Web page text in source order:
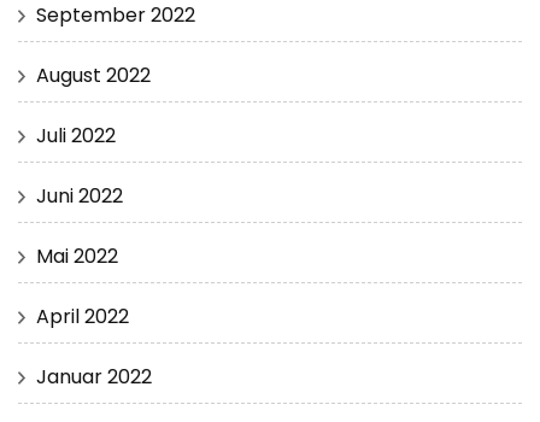
September 2022
August 2022
Juli 2022
Juni 2022
Mai 2022
April 2022
Januar 2022